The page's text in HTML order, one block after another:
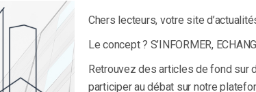
Chers lecteurs, votre site
Le concept ? S’INFORMER,
Retrouvez des articles de fond sur
participer au débat sur notre